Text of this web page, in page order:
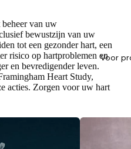
Voor
van uw
bewustzijn van uw
tot een gezonder hart, een
risico op hartproblemen en
en bevredigender leven.
Heart Study,
acties. Zorgen voor uw hart